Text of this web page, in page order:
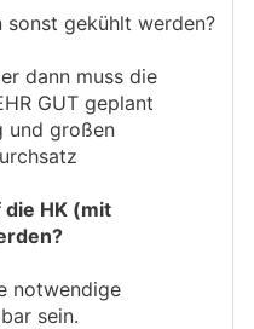
sonst gekühlt werden?
dann muss die
GUT geplant
und großen
die HK (mit
notwendige
sein.